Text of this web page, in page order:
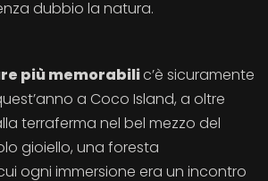
dubbio la natura.
più memorabilic’è sicuramente
a Coco Island, a oltre
terraferma nel bel mezzo del
gioiello, una foresta
ogni immersione era un incontro